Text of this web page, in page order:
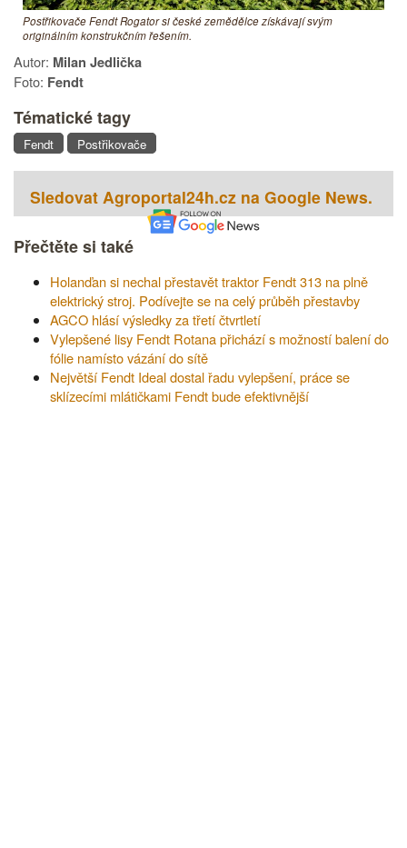
Postřikovače Fendt Rogator si české zemědělce získávají svým
originálním konstrukčním řešením.
Autor: Milan Jedlička
Foto: Fendt
Tématické tagy
Fendt Postřikovače
Sledovat Agroportal24h.cz na Google News.
Přečtěte si také
Holanďan si nechal přestavět traktor Fendt 313 na plně
elektrický stroj. Podívejte se na celý průběh přestavby
AGCO hlásí výsledky za třetí čtvrtletí
Vylepšené lisy Fendt Rotana přichází s možností balení do
fólie namísto vázání do sítě
Největší Fendt Ideal dostal řadu vylepšení, práce se
sklízecími mlátičkami Fendt bude efektivnější